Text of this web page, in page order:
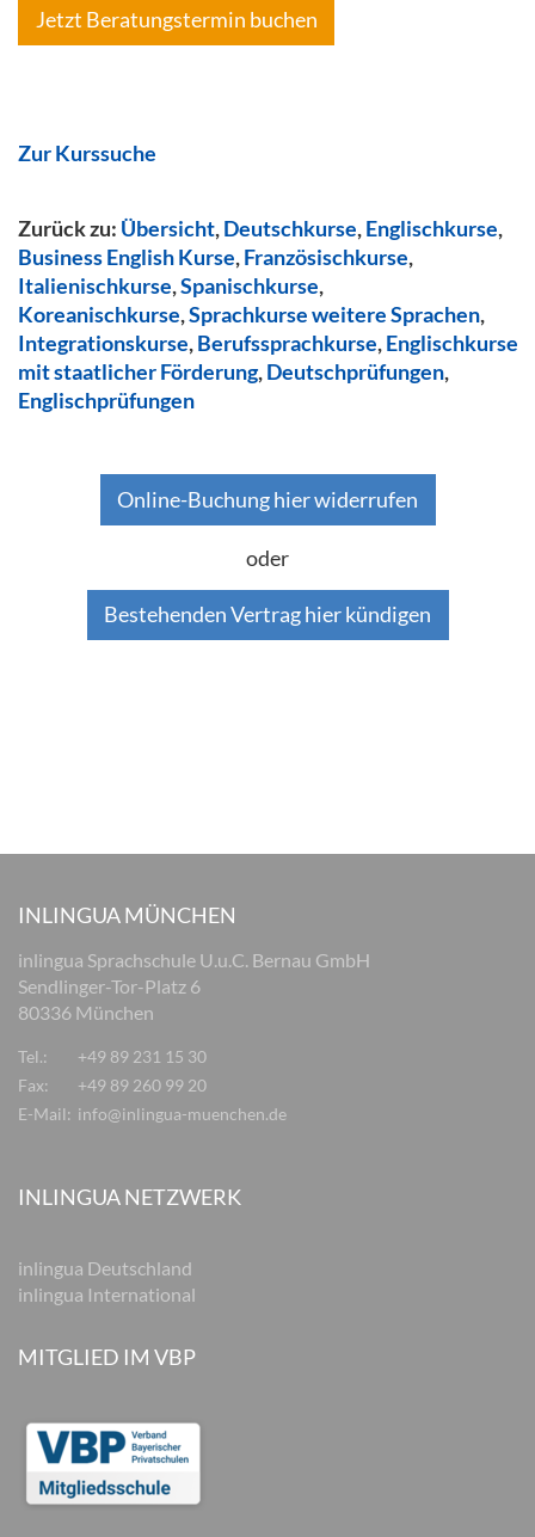
Jetzt Beratungstermin buchen
Zur Kurssuche
Zurück zu: Übersicht,Deutschkurse,Englischkurse,
Business English Kurse,Französischkurse,
Italienischkurse,Spanischkurse,
Koreanischkurse,Sprachkurse weitere Sprachen,
Integrationskurse,Berufssprachkurse,Englischkurse
mit staatlicher Förderung,Deutschprüfungen,
Englischprüfungen
Online-Buchung hier widerrufen
oder
Bestehenden Vertrag hier kündigen
INLINGUA MÜNCHEN
inlingua Sprachschule U.u.C. Bernau GmbH
Sendlinger-Tor-Platz 6
80336 München
Tel.:
+49 89 231 15 30
Fax:
+49 89 260 99 20
E-Mail: info@inlingua-muenchen.de
INLINGUA NETZWERK
inlingua Deutschland
inlingua International
MITGLIED IM VBP